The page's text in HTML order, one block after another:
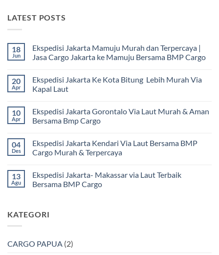
LATEST POSTS
18
Jun
Ekspedisi Jakarta Mamuju Murah dan Terpercaya |
Jasa Cargo Jakarta ke Mamuju Bersama BMP Cargo
komentar
pada
Ekspedisi
Murah
dan
Terpercaya
Cargo
Jakarta
ke
BMP
Cargo
20
Apr
Ekspedisi Jakarta Ke Kota Bitung Lebih Murah Via
Kapal Laut
komentar
pada
Ekspedisi
Kota
Bitung
Lebih
Kapal
Laut
10
Apr
Ekspedisi Jakarta Gorontalo Via Laut Murah & Aman
Bersama Bmp Cargo
komentar
pada
Ekspedisi
Via
Laut
Murah
Bmp
Cargo
04
Des
Ekspedisi Jakarta Kendari Via Laut Bersama BMP
Cargo Murah & Terpercaya
komentar
pada
Ekspedisi
Laut
Bersama
&
13
Agu
Ekspedisi Jakarta- Makassar via Laut Terbaik
Bersama BMP Cargo
pada
Ekspedisi
Laut
KATEGORI
CARGO PAPUA (2)